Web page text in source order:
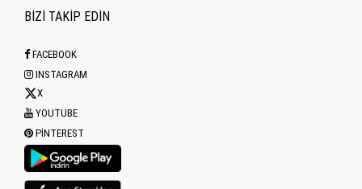
BİZİ TAKİP EDİN
FACEBOOK
INSTAGRAM
X
YOUTUBE
PINTEREST